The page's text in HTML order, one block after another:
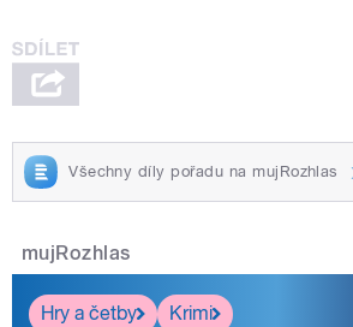
Všechny díly pořadu na mujRozhlas
mujRozhlas
Hry a četby
Krimi